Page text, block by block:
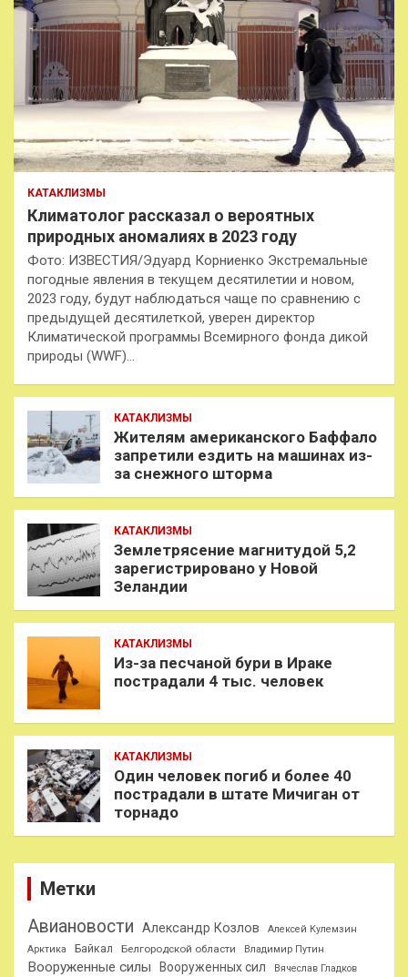
КАТАКЛИЗМЫ
Климатолог рассказал о вероятных
природных аномалиях в 2023 году
Фото: ИЗВЕСТИЯ/Эдуард Корниенко Экстремальные
погодные явления в текущем десятилетии и новом,
2023 году, будут наблюдаться чаще по сравнению с
предыдущей десятилеткой, уверен директор
Климатической программы Всемирного фонда дикой
природы (WWF)…
КАТАКЛИЗМЫ
Жителям американского Баффало
запретили ездить на машинах из-
за снежного шторма
КАТАКЛИЗМЫ
Землетрясение магнитудой 5,2
зарегистрировано у Новой
Зеландии
КАТАКЛИЗМЫ
Из-за песчаной бури в Ираке
пострадали 4 тыс. человек
КАТАКЛИЗМЫ
Один человек погиб и более 40
пострадали в штате Мичиган от
торнадо
Метки
Авиановости Александр Козлов
Алексей Кулемзин
Арктика
Байкал Белгородской области Владимир Путин
Вооруженные силы Вооруженных сил
Вячеслав Гладков